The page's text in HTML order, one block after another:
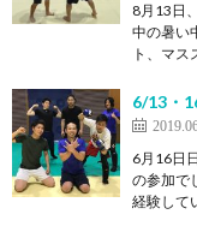
8月13日
中の暑い
ト、マ
6/13・
6月16日
の参加で
経験して